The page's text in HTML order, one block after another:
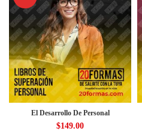
El Desarrollo De Personal
$149.00